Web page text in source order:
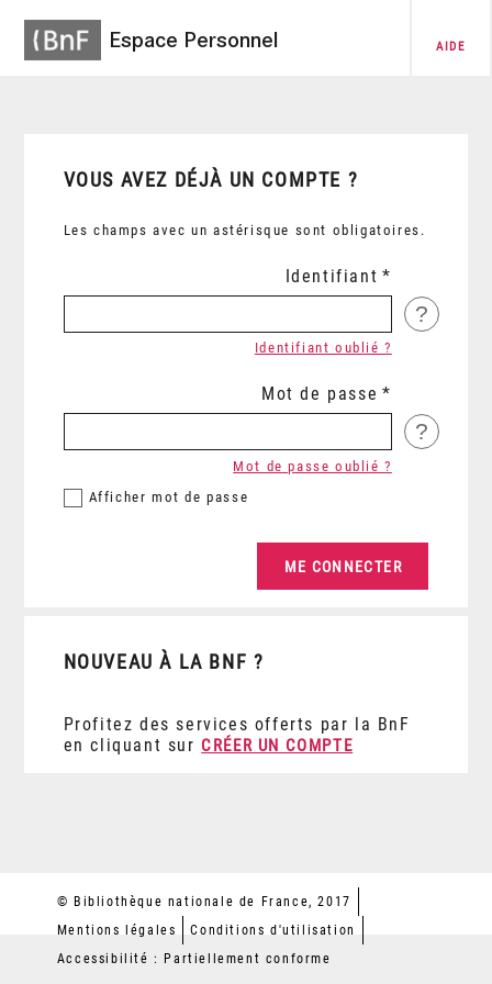
Espace Personnel AIDE
VOUS AVEZ DÉJÀ UN COMPTE ?
Les champs avec un astérisque sont obligatoires.
Identifiant
?
Identifiant oublié ?
Mot de passe
?
Afficher mot de passe
Mot de passe oublié ?
NOUVEAU À LA BNF ?
Profitez des services offerts par la BnF
en cliquant sur CRÉER UN COMPTE
© Bibliothèque nationale de France, 2017
Mentions légales
Conditions d'utilisation
Accessibilité : Partiellement conforme